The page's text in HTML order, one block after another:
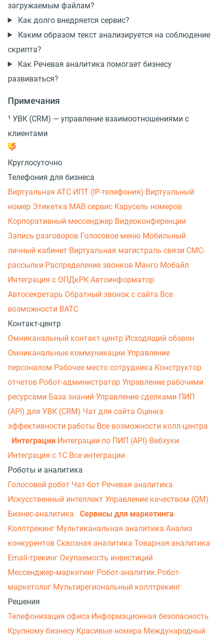
загружаемым файлам?
Как долго внедряется сервис?
Каким образом текст анализируется на соблюдение
скрипта?
Как Речевая аналитика помогает бизнесу
развиваться?
Примечания
¹ УВК (CRM) — управление взаимоотношениями с
клиентами
Круглосуточно
Телефония для бизнеса
Виртуальная АТС ИПТ (IP-телефония) Виртуальный
номер Этикетка МАВ сервис Карусель номеров
Корпоративный мессенджер Видеоконференции
Запись разговоров Голосовое меню Мобильный
личный кабинет Виртуальная магистраль связи СМС-
рассылки Распределение звонков Манго Мобайл
Интеграция с ОПДкРК Автоинформатор
Автосекретарь Обратный звонок с сайта Все
возможности ВАТС
Контакт-центр
Омниканальный контакт-центр Исходящий обзвон
Омниканальные коммуникации Управление
персоналом Рабочее место сотрудника Конструктор
отчетов Робот-администратор Управление рабочими
ресурсами База знаний Управление сделками ПИП
(API) для УВК (CRM) Чат для сайта Оценка
эффективности работы Все возможности колл-центра
Интеграции Интеграции по ПИП (API) Вебхуки
Интеграция с 1С Все интеграции
Роботы и аналитика
Голосовой робот Чат-бот Речевая аналитика
Искусственный интеллект Управление качеством (QM)
Бизнес-аналитика
Сервисы для маркетинга
Коллтрекинг Мультиканальная аналитика Анализ
конкурентов Сквозная аналитика Товарная аналитика
Email-трекинг Окупаемость инвестиций
Мессенджер‑маркетинг Робот-аналитик Робот-
маркетолог Мультирегиональный коллтрекинг
Решения
Телефонизация офиса Информационная безопасность
Крупному бизнесу Красивые номера Международный